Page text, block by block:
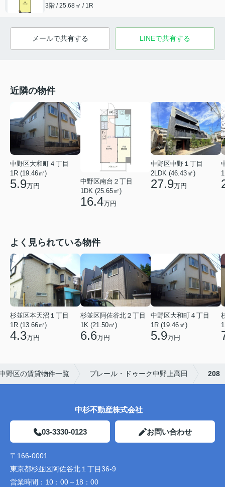
3階 / 25.68㎡ / 1R
メールで共有する LINEで共有する
近隣の物件
中野区大和町４丁目
1R (19.46㎡)
5.9万円
中野区南台２丁目
1DK (25.65㎡)
16.4万円
中野区中野１丁目
2LDK (46.43㎡)
27.9万円
よく見られている物件
杉並区本天沼１丁目
1R (13.66㎡)
4.3万円
杉並区阿佐谷北２丁目
1K (21.50㎡)
6.6万円
中野区大和町４丁目
1R (19.46㎡)
5.9万円
野区の賃貸物件一覧 プレール・ドゥーク中野上高田 208
中杉不動産株式会社
03-3330-0123 お問い合わせ
〒166-0001
東京都杉並区阿佐谷北１丁目36-9
営業時間： 10：00～18：00